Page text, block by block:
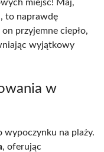
miejsc! Maj,
to naprawdę
przyjemne ciepło,
wyjątkowy
w
wypoczynku na plaży.
, oferując